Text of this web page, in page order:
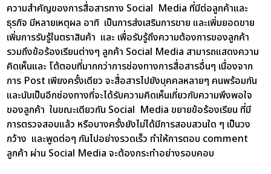
ความสำคัญของการสื่อสารทาง Social Media ที่มีต่อลูกค้าและ
ธุรกิจ มีหลายเหตุผล อาทิ เป็นการส่งเสริมการขาย และเพิ่มยอดขาย
เพิ่มการรับรู้ในตราสินค้า และ เพื่อรับรู้ถึงความต้องการของลูกค้า
รวมถึงข้อร้องเรียนต่างๆ ลูกค้า Social Media สามารถแสดงความ
คิดเห็นและ โต้ตอบที่มากกว่าการช่องทางการสื่อสารอื่นๆ เนื่องจาก
การ Post เพียงครั้งเดียว จะสื่อสารไปยังบุคคลหลายๆ คนพร้อมกัน
และนับเป็นอีกช่องทางที่จะได้รับความคิดเห็นเกี่ยวกับความพึงพอใจ
ของลูกค้า ในขณะเดียวกัน Social Media ขยายข้อร้องเรียน ที่มี
การตรวจสอบแล้ว หรือบางครั้งยังไม่ได้มีการสอบสวนใด ๆ เป็นวง
กว้าง และพูดต่อๆ กันไปอย่างรวดเร็ว ทำให้การตอบ comment
ลูกค้า ผ่าน Social Media จะต้องกระทำอย่างรอบคอบ